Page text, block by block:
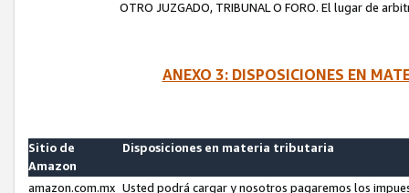
OTRO JUZGADO, TRIBUNAL O FORO. El lugar de
ANEXO 3: DISPOSICIONES EN
Sitio de
Amazon
Disposiciones en materia tributaria
amazon.com.mx Usted podrá cargar y nosotros pagaremos los